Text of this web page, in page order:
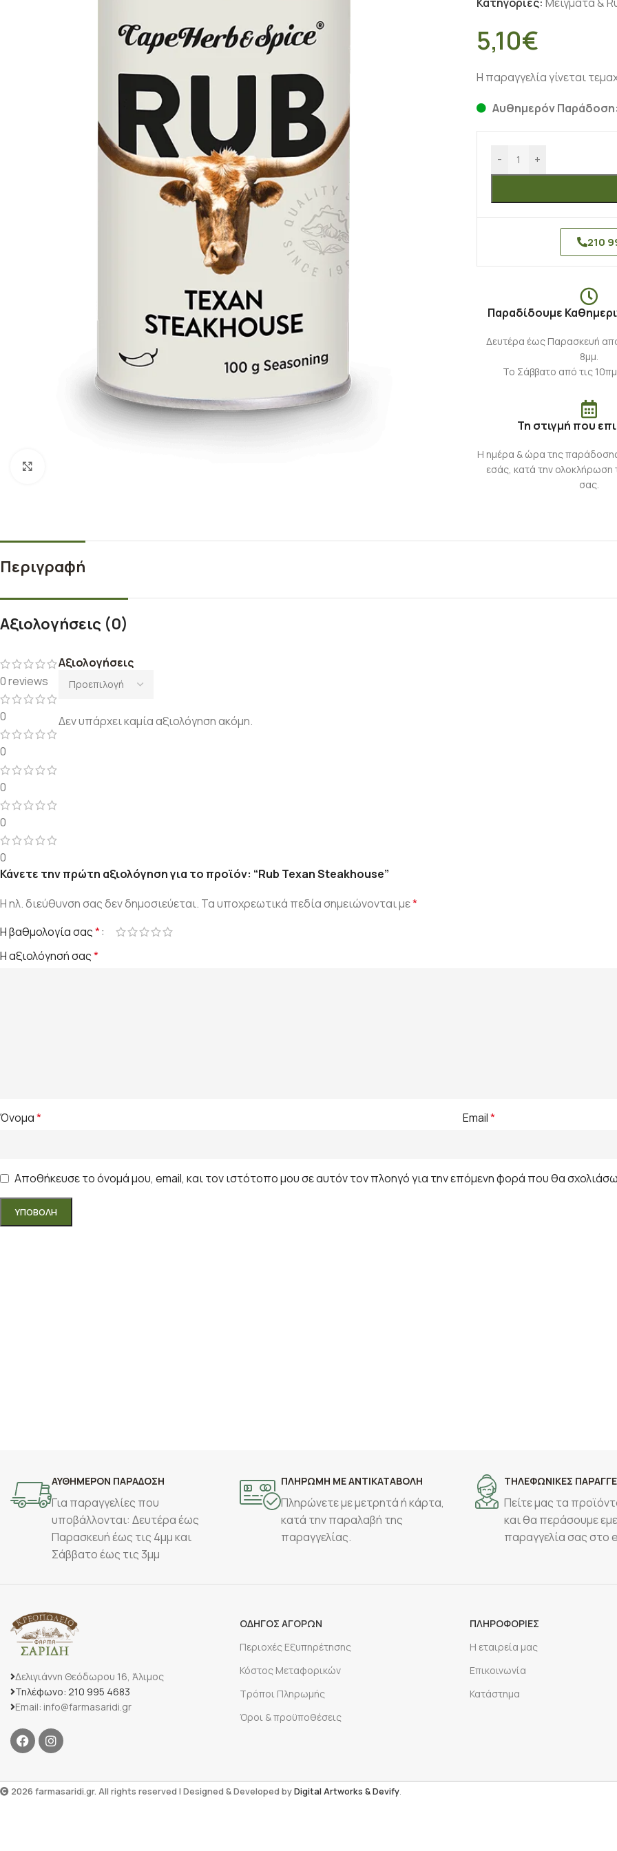
5,10€
Η παραγγελία γίνεται
Αυθημερόν
- +
210
Παραδίδουμε
Δευτέρα έως Παρασκευή
8μμ.
Το Σάββατο από τις
Τη στιγμή που
Η ημέρα & ώρα της
εσάς, κατά την ολοκλήρωση
σας.
Περιγραφή
Αξιολογήσεις (0)
0 reviews
0
0
0
0
0
Αξιολογήσεις
Δεν υπάρχει καμία αξιολόγηση ακόμη.
Κάνετε την πρώτη αξιολόγηση για το προϊόν: “Rub Texan Steakhouse”
Η ηλ. διεύθυνση σας δεν δημοσιεύεται. Τα υποχρεωτικά πεδία σημειώνονται με*
Η βαθμολογία σας*
Η αξιολόγησή σας*
Όνομα* Email*
Αποθήκευσε το όνομά μου, email, και τον ιστότοπο μου σε αυτόν τον πλοηγό για την επόμενη φορά που θα
ΑΥΘΗΜΕΡΟΝ ΠΑΡΑΔΟΣΗ
Για παραγγελίες που
υποβάλλονται: Δευτέρα έως
Παρασκευή έως τις 4μμ και
Σάββατο έως τις 3μμ
ΠΛΗΡΩΜΗ ΜΕ ΑΝΤΙΚΑΤΑΒΟΛΗ
Πληρώνετε με μετρητά ή κάρτα,
κατά την παραλαβή της
παραγγελίας.
ΤΗΛΕΦΩΝΙΚΕΣ
Πείτε μας τα
και θα περάσουμε
παραγγελία σας στο
Δελιγιάννη Θεόδωρου 16, Άλιμος
Τηλέφωνο: 210 995 4683
Email: info@farmasaridi.gr
ΟΔΗΓΟΣ ΑΓΟΡΩΝ
Περιοχές Εξυπηρέτησης
Κόστος Μεταφορικών
Τρόποι Πληρωμής
Όροι & προϋποθέσεις
ΠΛΗΡΟΦΟΡΙΕΣ
Η εταιρεία μας
Επικοινωνία
Κατάστημα
2026 farmasaridi.gr. All rights reserved | Designed & Developed byDigital Artworks & Devify.